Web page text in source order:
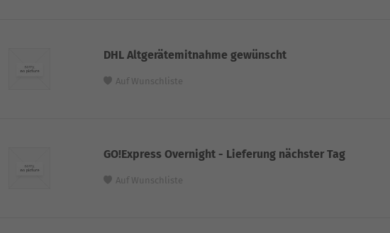
DHL Altgerätemitnahme gewünscht
Auf Wunschliste
GO!Express Overnight - Lieferung nächster Tag
Auf Wunschliste